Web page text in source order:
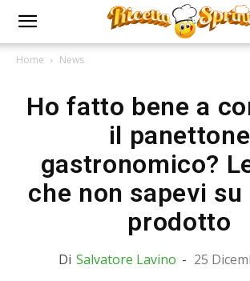
Home News
Ho fatto bene a
il panettone
gastronomico?
che non sapevi su
prodotto
Di Salvatore Lavino - 25